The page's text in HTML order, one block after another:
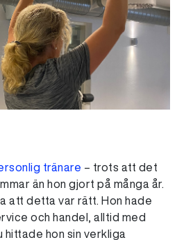
tränare – trots att det
än hon gjort på många år.
att detta var rätt. Hon hade
och handel, alltid med
hittade hon sin verkliga